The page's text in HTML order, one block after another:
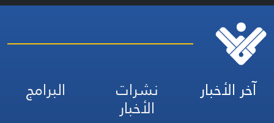
آخر الأخبار نشرات
الأخبار
البرامج